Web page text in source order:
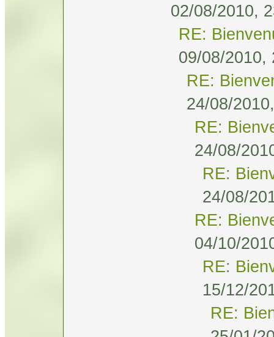
02/08/2010,
RE:
09/08/2010,
RE:
24/08/
RE:
24/08/
RE:
24/08/
RE:
04/10/
RE:
15/12/
RE: